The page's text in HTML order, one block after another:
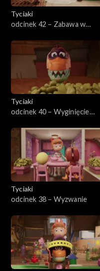
Tyciaki
odcinek 42 – Zabawa w
Tyciaki
odcinek 40 – Wyginięcie
Tyciaki
odcinek 38 – Wyzwanie